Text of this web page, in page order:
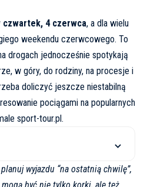
czwartek, 4 czerwca, a dla wielu
weekendu czerwcowego. To
drogach jednocześnie spotykają
w góry, do rodziny, na procesje i
doliczyć jeszcze niestabilną
pociągami na popularnych
sport-tour.pl.
wyjazdu “na ostatnią chwilę”,